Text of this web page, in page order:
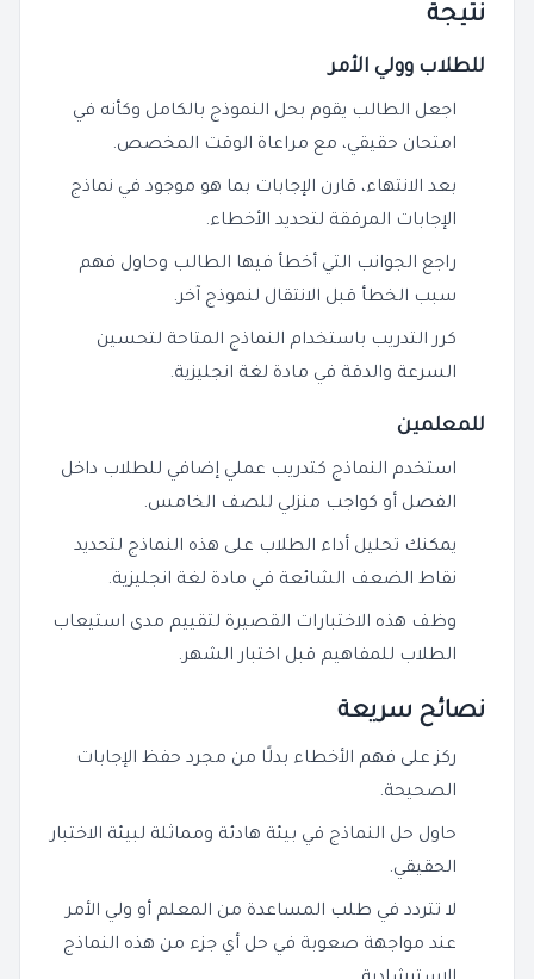
نتيجة
للطلاب وولي الأمر
اجعل الطالب يقوم بحل النموذج بالكامل وكأنه في
امتحان حقيقي، مع مراعاة الوقت المخصص.
بعد الانتهاء، قارن الإجابات بما هو موجود في نماذج
الإجابات المرفقة لتحديد الأخطاء.
راجع الجوانب التي أخطأ فيها الطالب وحاول فهم
سبب الخطأ قبل الانتقال لنموذج آخر.
كرر التدريب باستخدام النماذج المتاحة لتحسين
السرعة والدقة في مادة لغة انجليزية.
للمعلمين
استخدم النماذج كتدريب عملي إضافي للطلاب داخل
الفصل أو كواجب منزلي للصف الخامس.
يمكنك تحليل أداء الطلاب على هذه النماذج لتحديد
نقاط الضعف الشائعة في مادة لغة انجليزية.
وظف هذه الاختبارات القصيرة لتقييم مدى استيعاب
الطلاب للمفاهيم قبل اختبار الشهر.
نصائح سريعة
ركز على فهم الأخطاء بدلًا من مجرد حفظ الإجابات
الصحيحة.
حاول حل النماذج في بيئة هادئة ومماثلة لبيئة الاختبار
الحقيقي.
لا تتردد في طلب المساعدة من المعلم أو ولي الأمر
عند مواجهة صعوبة في حل أي جزء من هذه النماذج